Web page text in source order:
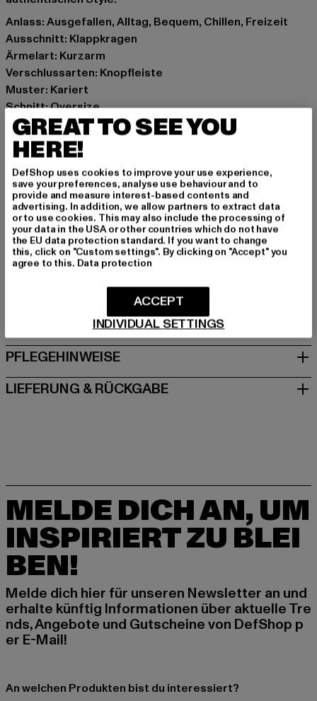
Anlass: Ausgefallen, Alltag, Bequem, Chillen, Freizeit
Ausschnitt: Klappkragen
Ärmelart: Kurzarm
Verschlussarten: Knopfleiste
Muster: Kariert
Schnitt: Oversize
Marke: Urban Classics
Kat.: Hemden
Farbe: schwarz
Hersteller Farbe: blacklasercheck
Materialzusammensetzung: 100% Baumwolle
Art.Nr: TB6694-14128
Hersteller: TB International GmbH |info@tbint.de
Dr.-Robert-Murjahn-Straße 7 | 64372 Ober-Ramstadt |
GRÖSSE & PASSFORM
PFLEGEHINWEISE
LIEFERUNG & RÜCKGABE
MELDE DICH AN, UM
INSPIRIERT ZU BLEI
BEN!
Melde dich hier für unseren Newsletter an und
erhalte künftig Informationen über aktuelle Tre
nds, Angebote und Gutscheine von DefShop p
er E-Mail!
An welchen Produkten bist du interessiert?
GREAT TO SEE YOU
HERE!
DefShop uses cookies to improve your use experience,
save your preferences, analyse use behaviour and to
provide and measure interest-based contents and
advertising. In addition, we allow partners to extract data
or to use cookies. This may also include the processing of
your data in the USA or other countries which do not have
the EU data protection standard. If you want to change
this, click on "Custom settings". By clicking on "Accept" you
agree to this. Data protection
INDIVIDUAL SETTINGS
ACCEPT